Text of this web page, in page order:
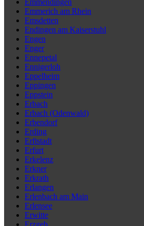
Emmendingen
Emmerich am Rhein
Emsdetten
Endingen am Kaiserstuhl
Engen
Enger
Ennepetal
Ennigerloh
Eppelheim
Eppingen
Eppstein
Erbach
Erbach (Odenwald)
Erbendorf
Erding
Erftstadt
Erfurt
Erkelenz
Erkner
Erkrath
Erlangen
Erlenbach am Main
Erlensee
Erwitte